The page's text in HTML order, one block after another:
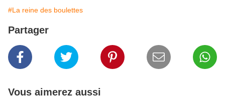
#La reine des boulettes
Partager
Vous aimerez aussi